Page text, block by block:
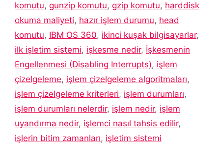
komutu, gunzip komutu, gzip komutu, harddisk
okuma maliyeti, hazır işlem durumu, head
komutu, IBM OS 360, ikinci kuşak bilgisayarlar,
ilk işletim sistemi, işkesme nedir, İşkesmenin
Engellenmesi (Disabling Interrupts), işlem
çizelgeleme, işlem çizelgeleme algoritmaları,
işlem çizelgeleme kriterleri, işlem durumları,
işlem durumları nelerdir, işlem nedir, işlem
uyandırma nedir, işlemci nasıl tahsis edilir,
işlerin bitim zamanları, işletim sistemi